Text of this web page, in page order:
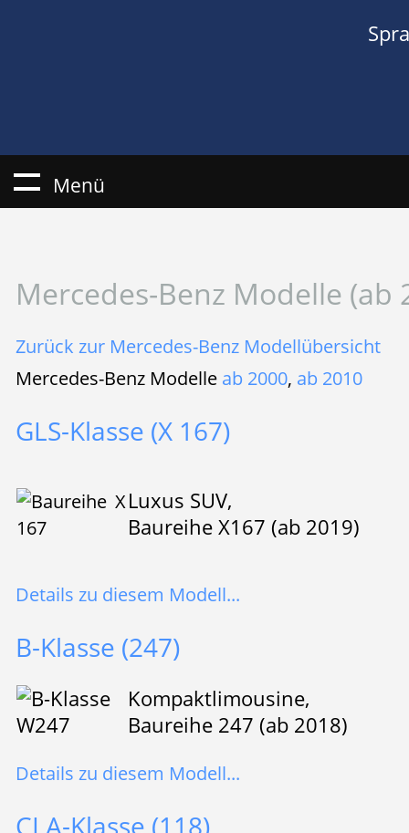
Menü
Mercedes-Benz Modelle (ab
Zurück zur Mercedes-Benz Modellübersicht
Mercedes-Benz Modelle ab 2000, ab 2010
GLS-Klasse (X 167)
Luxus SUV,
Baureihe X167 (ab 2019)
Details zu diesem Modell...
B-Klasse (247)
Kompaktlimousine,
Baureihe 247 (ab 2018)
Details zu diesem Modell...
CLA-Klasse (118)